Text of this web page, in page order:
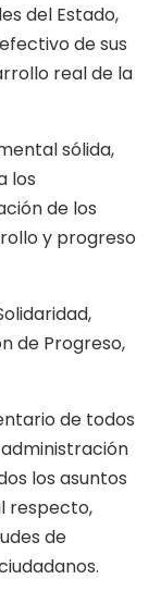
del Estado,
de sus
real de la
sólida,
los
de los
y progreso
de Progreso,
de todos
los asuntos
respecto,
de